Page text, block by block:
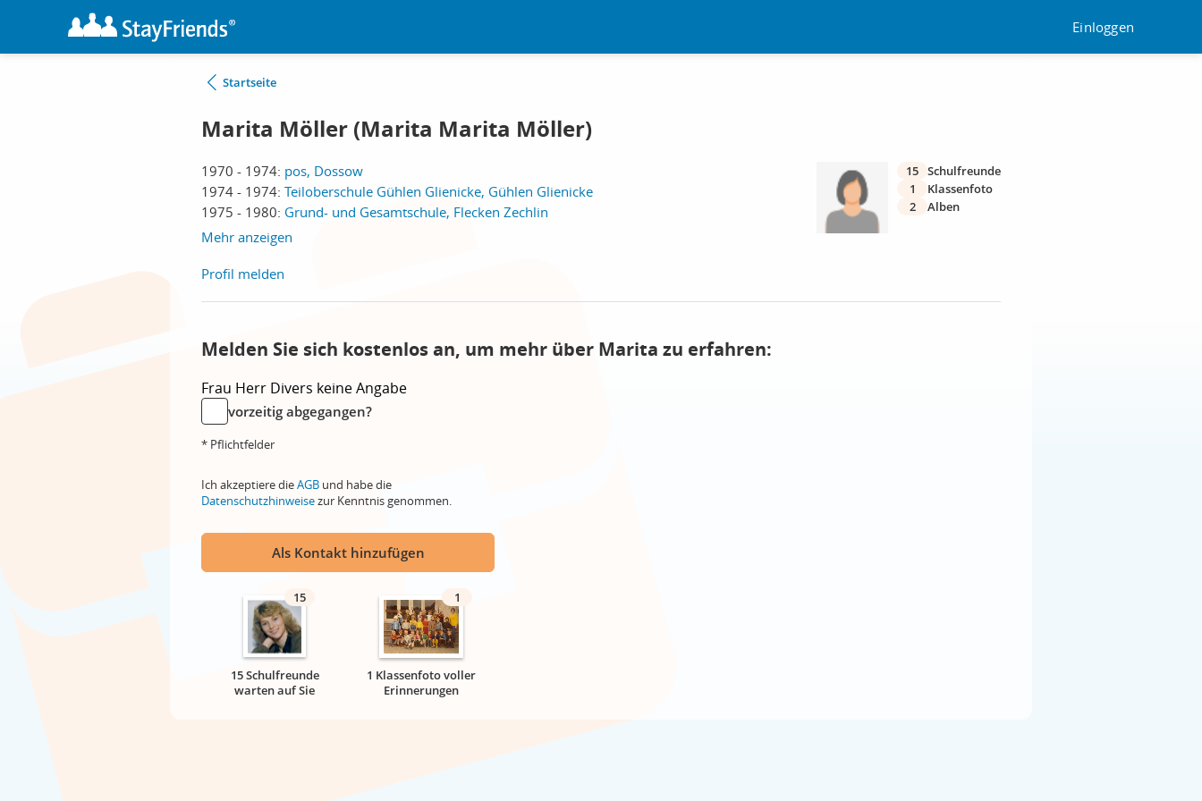
Einloggen
Startseite
Marita Möller (Marita Marita Möller)
1970 - 1974: pos, Dossow
1974 - 1974: Teiloberschule Gühlen Glienicke, Gühlen Glienicke
1975 - 1980: Grund- und Gesamtschule, Flecken Zechlin
Mehr anzeigen
15 Schulfreunde
1
Klassenfoto
2
Alben
Profil melden
Melden Sie sich kostenlos an, um mehr über Marita zu erfahren:
Frau Herr Divers keine Angabe
vorzeitig abgegangen?
* Pflichtfelder
Ich akzeptiere dieAGB und habe die
Datenschutzhinweisezur Kenntnis genommen.
Als Kontakt hinzufügen
15
15 Schulfreunde
warten auf Sie
1
1 Klassenfoto voller
Erinnerungen